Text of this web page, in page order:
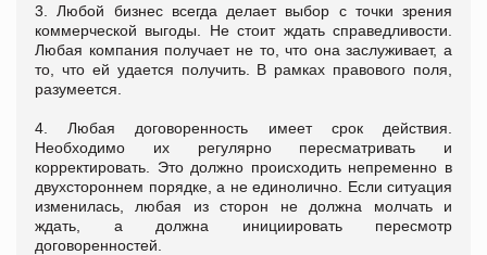
3. Любой бизнес всегда делает выбор с точки зрения
коммерческой выгоды. Не стоит ждать справедливости.
Любая компания получает не то, что она заслуживает, а
то, что ей удается получить. В рамках правового поля,
разумеется.
4. Любая договоренность имеет срок действия.
Необходимо их регулярно пересматривать и
корректировать. Это должно происходить непременно в
двухстороннем порядке, а не единолично. Если ситуация
изменилась, любая из сторон не должна молчать и
ждать, а должна инициировать пересмотр
договоренностей.